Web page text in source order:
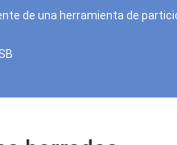
de una herramienta de